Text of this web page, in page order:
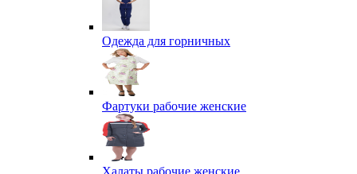
Одежда для горничных
Фартуки рабочие женские
Халаты рабочие женские